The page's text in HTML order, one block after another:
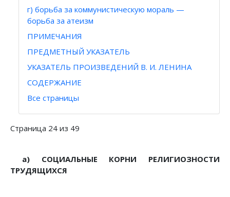
г) борьба за коммунистическую мораль —
борьба за атеизм
ПРИМЕЧАНИЯ
ПРЕДМЕТНЫЙ УКАЗАТЕЛЬ
УКАЗАТЕЛЬ ПРОИЗВЕДЕНИЙ В. И. ЛЕНИНА
СОДЕРЖАНИЕ
Все страницы
Страница 24 из 49
а) СОЦИАЛЬНЫЕ КОРНИ РЕЛИГИОЗНОСТИ
ТРУДЯЩИХСЯ